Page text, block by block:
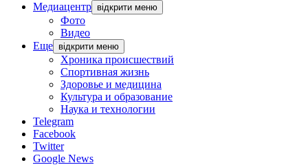
Медиацентр відкрити меню
Фото
Видео
Еще відкрити меню
Хроника происшествий
Спортивная жизнь
Здоровье и медицина
Культура и образование
Наука и технологии
Telegram
Facebook
Twitter
Google News